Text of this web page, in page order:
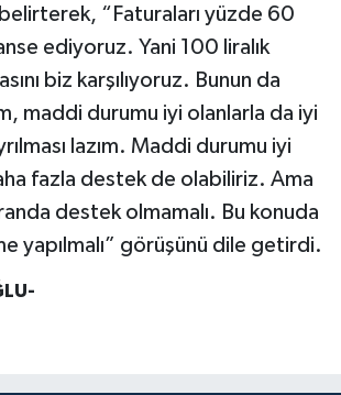
“Faturaları yüzde 60
ediyoruz. Yani 100 liralık
biz karşılıyoruz. Bunun da
maddi durumu iyi olanlarla da iyi
lazım. Maddi durumu iyi
fazla destek de olabiliriz. Ama
destek olmamalı. Bu konuda
yapılmalı” görüşünü dile getirdi.